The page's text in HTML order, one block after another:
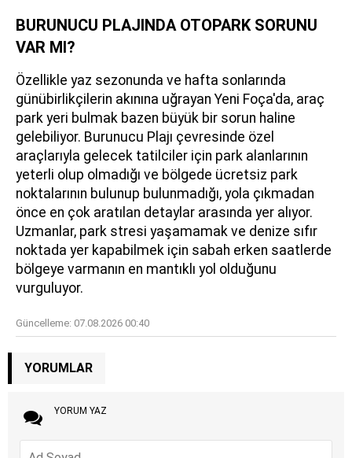
BURUNUCU PLAJINDA OTOPARK SORUNU
VAR MI?
Özellikle yaz sezonunda ve hafta sonlarında
günübirlikçilerin akınına uğrayan Yeni Foça'da, araç
park yeri bulmak bazen büyük bir sorun haline
gelebiliyor. Burunucu Plajı çevresinde özel
araçlarıyla gelecek tatilciler için park alanlarının
yeterli olup olmadığı ve bölgede ücretsiz park
noktalarının bulunup bulunmadığı, yola çıkmadan
önce en çok aratılan detaylar arasında yer alıyor.
Uzmanlar, park stresi yaşamamak ve denize sıfır
noktada yer kapabilmek için sabah erken saatlerde
bölgeye varmanın en mantıklı yol olduğunu
vurguluyor.
Güncelleme: 07.08.2026 00:40
YORUMLAR
YORUM YAZ